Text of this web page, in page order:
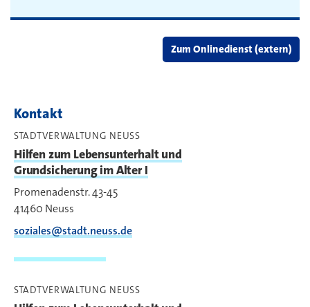
Zum Onlinedienst (extern)
Kontakt
STADTVERWALTUNG NEUSS
Hilfen zum Lebensunterhalt und
Grundsicherung im Alter I
Promenadenstr. 43-45
41460 Neuss
soziales@stadt.neuss.de
STADTVERWALTUNG NEUSS